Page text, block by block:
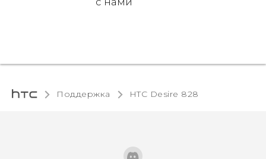
Поддержка HTC Desire 828‎